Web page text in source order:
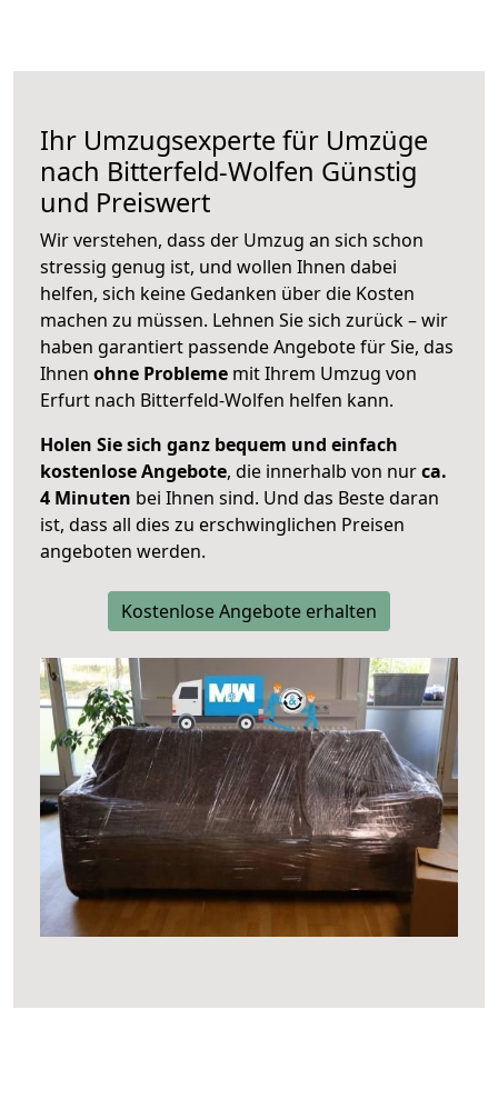
Ihr Umzugsexperte für Umzüge
nach Bitterfeld-Wolfen Günstig
und Preiswert
Wir verstehen, dass der Umzug an sich schon
stressig genug ist, und wollen Ihnen dabei
helfen, sich keine Gedanken über die Kosten
machen zu müssen. Lehnen Sie sich zurück – wir
haben garantiert passende Angebote für Sie, das
Ihnen ohne Probleme mit Ihrem Umzug von
Erfurt nach Bitterfeld-Wolfen helfen kann.
Holen Sie sich ganz bequem und einfach
kostenlose Angebote, die innerhalb von nurca.
4 Minuten bei Ihnen sind. Und das Beste daran
ist, dass all dies zu erschwinglichen Preisen
angeboten werden.
Kostenlose Angebote erhalten